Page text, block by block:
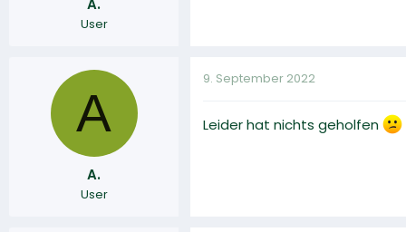
A.
User
A
A.
User
9. September 2022
Leider hat nichts geholfen